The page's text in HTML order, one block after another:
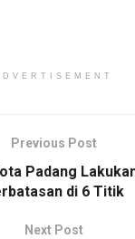
Previous Post
Padang
di 6 Titik
Next Post